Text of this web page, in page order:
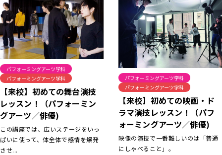
パフォーミングアーツ学科
パフォーミングアーツ学科
【来校】初めての舞台演技
レッスン！（パフォーミン
グアーツ／俳優)
この講座では、広いステージをいっ
ぱいに使って、体全体で感情を爆発
させ...
パフォーミングアーツ学科
パフォーミングアーツ学科
【来校】初めての映画・ド
ラマ演技レッスン！（パフ
ォーミングアーツ／俳優)
映像の演技で一番難しいのは「普通
にしゃべること」。